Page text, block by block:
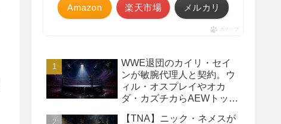
Amazon 楽天市場 メルカリ
ポチップ
WWE退団のカイリ・セイ
ンが敏腕代理人と契約。ウ
ィル・オスプレイやオカ
ダ・カズチカらAEWトップ
【TNA】ニック・ネメスが